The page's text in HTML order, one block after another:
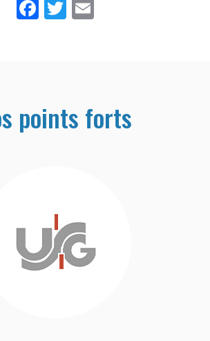
points forts